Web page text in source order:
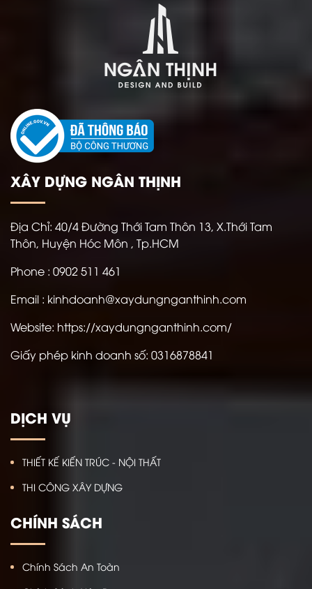
XÂY DỰNG NGÂN THỊNH
Địa Chỉ: 40/4 Đường Thới Tam Thôn 13, X.Thới Tam
Thôn, Huyện Hóc Môn , Tp.HCM
Phone : 0902 511 461
Email : kinhdoanh@xaydungnganthinh.com
Website: https://xaydungnganthinh.com/
Giấy phép kinh doanh số: 0316878841
DỊCH VỤ
THIẾT KẾ KIẾN TRÚC - NỘI THẤT
THI CÔNG XÂY DỰNG
CHÍNH SÁCH
Chính Sách An Toàn